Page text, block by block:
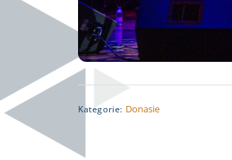
Kategorie: Donasie